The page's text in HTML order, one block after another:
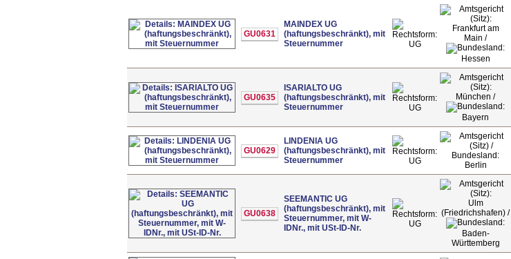
GU0631
MAINDEX UG
(haftungsbeschränkt), mit
Steuernummer
UG
Frankfurt am
Main /
Hessen
GU0635
ISARIALTO UG
(haftungsbeschränkt), mit
Steuernummer
UG
München /
Bayern
GU0629
LINDENIA UG
(haftungsbeschränkt), mit
Steuernummer
UG Berlin
GU0638
SEEMANTIC UG
(haftungsbeschränkt), mit
Steuernummer, mit W-
IDNr., mit USt-ID-Nr.
UG
Ulm
(Friedrichshafen) /
Baden-
Württemberg